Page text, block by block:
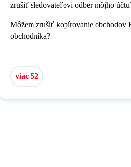
zrušiť sledovateľovi odber môjho
Môžem zrušiť kopírovanie obchodov
obchodníka?
viac 52